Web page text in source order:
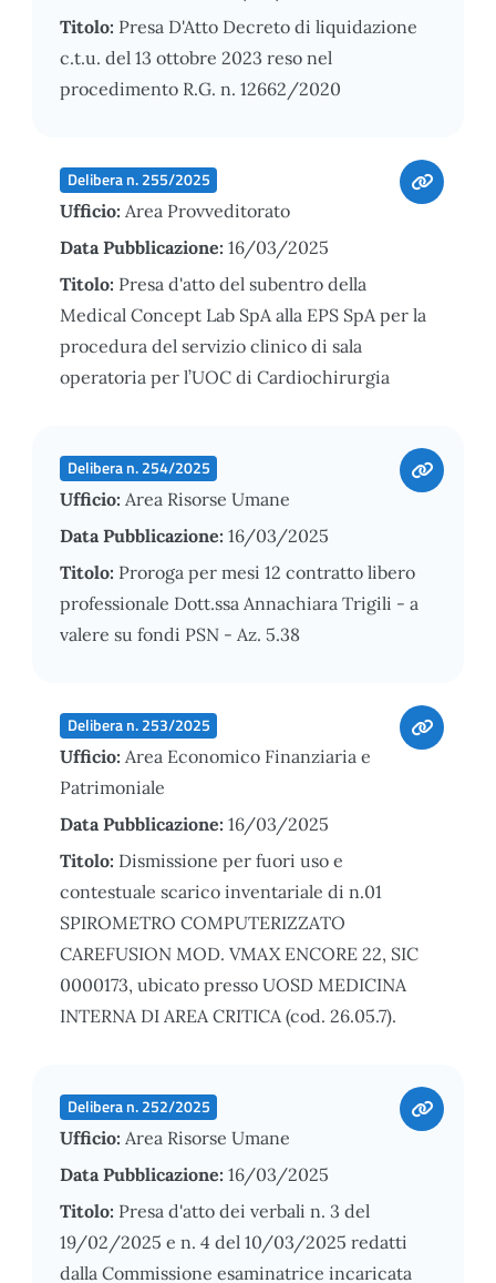
Titolo: Presa D'Atto Decreto di liquidazione
c.t.u. del 13 ottobre 2023 reso nel
procedimento R.G. n. 12662/2020
Delibera n. 255/2025
Ufficio: Area Provveditorato
Data Pubblicazione: 16/03/2025
Titolo: Presa d'atto del subentro della
Medical Concept Lab SpA alla EPS SpA per la
procedura del servizio clinico di sala
operatoria per l’UOC di Cardiochirurgia
Delibera n. 254/2025
Ufficio: Area Risorse Umane
Data Pubblicazione: 16/03/2025
Titolo: Proroga per mesi 12 contratto libero
professionale Dott.ssa Annachiara Trigili - a
valere su fondi PSN - Az. 5.38
Delibera n. 253/2025
Ufficio: Area Economico Finanziaria e
Patrimoniale
Data Pubblicazione: 16/03/2025
Titolo: Dismissione per fuori uso e
contestuale scarico inventariale di n.01
SPIROMETRO COMPUTERIZZATO
CAREFUSION MOD. VMAX ENCORE 22, SIC
0000173, ubicato presso UOSD MEDICINA
INTERNA DI AREA CRITICA (cod. 26.05.7).
Delibera n. 252/2025
Ufficio: Area Risorse Umane
Data Pubblicazione: 16/03/2025
Titolo: Presa d'atto dei verbali n. 3 del
19/02/2025 e n. 4 del 10/03/2025 redatti
dalla Commissione esaminatrice incaricata